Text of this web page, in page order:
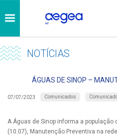
NOTÍCIAS
ÁGUAS DE SINOP –
07/07/2023 Comunicados
A Águas de Sinop informa a
(10.07), Manutenção Preventiva na